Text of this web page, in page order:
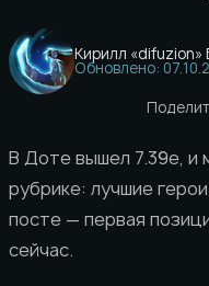
Кирилл «difuzion»
Обновлено:
В Доте вышел 7.39e, и
рубрике: лучшие
посте — первая
сейчас.